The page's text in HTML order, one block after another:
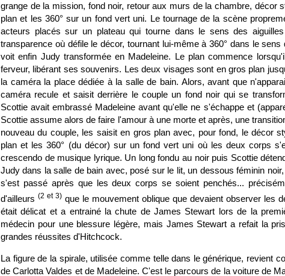
grange de la mission, fond noir, retour aux murs de la chambre, décor
plan et les 360° sur un fond vert uni. Le tournage de la scène
acteurs placés sur un plateau qui tourne dans le sens des
transparence où défile le décor, tournant lui-même à 360° dans le
voit enfin Judy transformée en Madeleine. Le plan commence
ferveur, libérant ses souvenirs. Les deux visages sont en gros plan
la caméra la place dédiée à la salle de bain. Alors, avant que
caméra recule et saisit derrière le couple un fond noir qui se
Scottie avait embrassé Madeleine avant qu'elle ne s'échappe et
Scottie assume alors de faire l'amour à une morte et après, une
nouveau du couple, les saisit en gros plan avec, pour fond, le décor
plan et les 360° (du décor) sur un fond vert uni où les deux corps
crescendo de musique lyrique. Un long fondu au noir puis Scottie
Judy dans la salle de bain avec, posé sur le lit, un dessous féminin
s'est passé après que les deux corps se soient penchés...
d'ailleurs (2 et 3) que le mouvement oblique que devaient observer les
était délicat et a entrainé la chute de James Stewart lors de la
médecin pour une blessure légère, mais James Stewart a refait la
grandes réussites d'Hitchcock.
La figure de la spirale, utilisée comme telle dans le générique, revient
de Carlotta Valdes et de Madeleine. C'est le parcours de la voiture de